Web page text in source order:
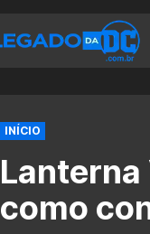
INÍCIO
como